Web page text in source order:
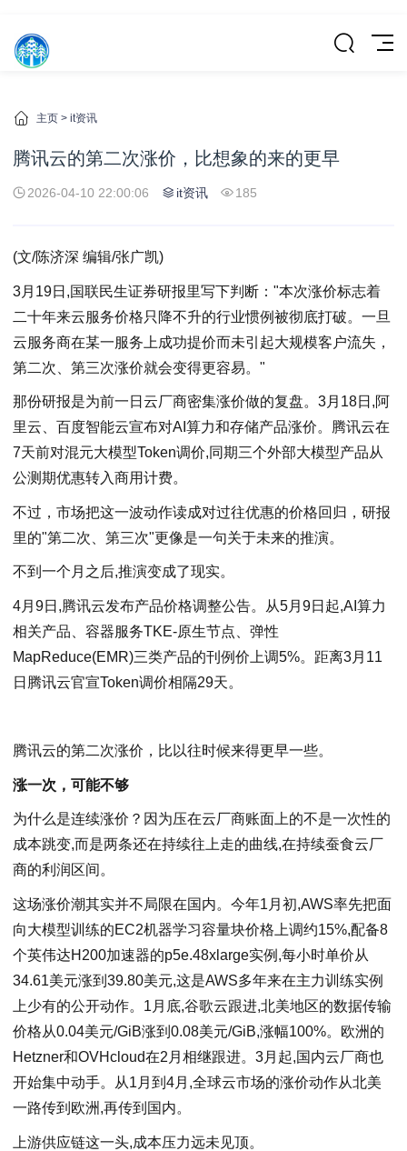
主页 > it资讯
腾讯云的第二次涨价，比想象的来的更早
2026-04-10 22:00:06 it资讯 185
(文/陈济深 编辑/张广凯)
3月19日,国联民生证券研报里写下判断："本次涨价标志着
二十年来云服务价格只降不升的行业惯例被彻底打破。一旦
云服务商在某一服务上成功提价而未引起大规模客户流失，
第二次、第三次涨价就会变得更容易。"
那份研报是为前一日云厂商密集涨价做的复盘。3月18日,阿
里云、百度智能云宣布对AI算力和存储产品涨价。腾讯云在
7天前对混元大模型Token调价,同期三个外部大模型产品从
公测期优惠转入商用计费。
不过，市场把这一波动作读成对过往优惠的价格回归，研报
里的"第二次、第三次"更像是一句关于未来的推演。
不到一个月之后,推演变成了现实。
4月9日,腾讯云发布产品价格调整公告。从5月9日起,AI算力
相关产品、容器服务TKE-原生节点、弹性
MapReduce(EMR)三类产品的刊例价上调5%。距离3月11
日腾讯云官宣Token调价相隔29天。
腾讯云的第二次涨价，比以往时候来得更早一些。
涨一次，可能不够
为什么是连续涨价？因为压在云厂商账面上的不是一次性的
成本跳变,而是两条还在持续往上走的曲线,在持续蚕食云厂
商的利润区间。
这场涨价潮其实并不局限在国内。今年1月初,AWS率先把面
向大模型训练的EC2机器学习容量块价格上调约15%,配备8
个英伟达H200加速器的p5e.48xlarge实例,每小时单价从
34.61美元涨到39.80美元,这是AWS多年来在主力训练实例
上少有的公开动作。1月底,谷歌云跟进,北美地区的数据传输
价格从0.04美元/GiB涨到0.08美元/GiB,涨幅100%。欧洲的
Hetzner和OVHcloud在2月相继跟进。3月起,国内云厂商也
开始集中动手。从1月到4月,全球云市场的涨价动作从北美
一路传到欧洲,再传到国内。
上游供应链这一头,成本压力远未见顶。